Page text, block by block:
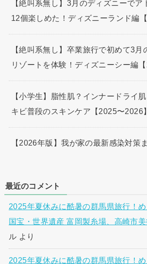
【絶叫系無し】3月のディズニーでア
12個楽しめた！ディズニーランド編【
【絶叫系無し】卒業旅行で初めて3月
リゾートを体験！ディズニーシー編【
【小学生】脂性肌？インナードライ
キビ普段のスキンケア【2025〜2026】
【2026年版】我が家の最新感染対策
最近のコメント
2025年夏休みに酷暑の群馬県旅行！め
国宝・世界遺産 富岡製糸場、高崎市
ル より
2025年夏休みに酷暑の群馬県旅行！め